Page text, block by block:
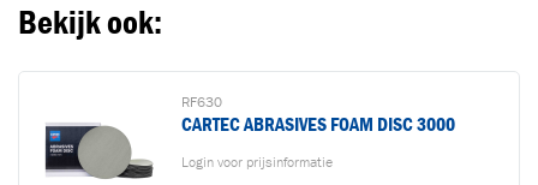
Bekijk ook:
RF630
CARTEC ABRASIVES FOAM DISC 3000
Login voor prijsinformatie